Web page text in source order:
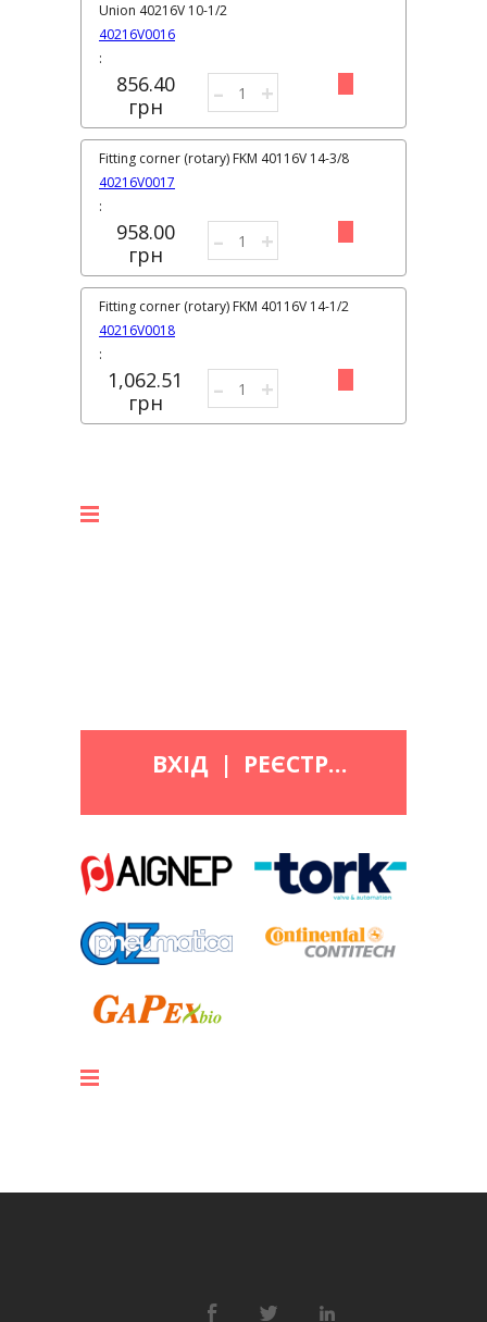
40216V0016
Union 40216V 10-1/2
856.40
грн
:
– +
40216V0017
Fitting corner (rotary) FKM 40116V 14-3/8
958.00
грн
:
– +
40216V0018
Fitting corner (rotary) FKM 40116V 14-1/2
1,062.51
грн
:
– +
ВХІД | РЕЄСТРАЦІЯ